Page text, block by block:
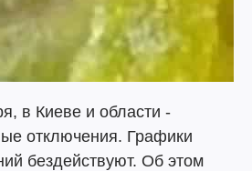
в Киеве и области -
отключения. Графики
бездействуют. Об этом